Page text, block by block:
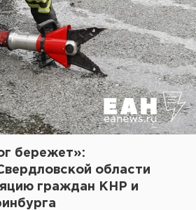
бережет»:
области
граждан КНР и